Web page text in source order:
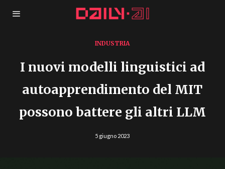
INDUSTRIA
I nuovi modelli linguistici ad
autoapprendimento del MIT
possono battere gli altri LLM
5 giugno 2023